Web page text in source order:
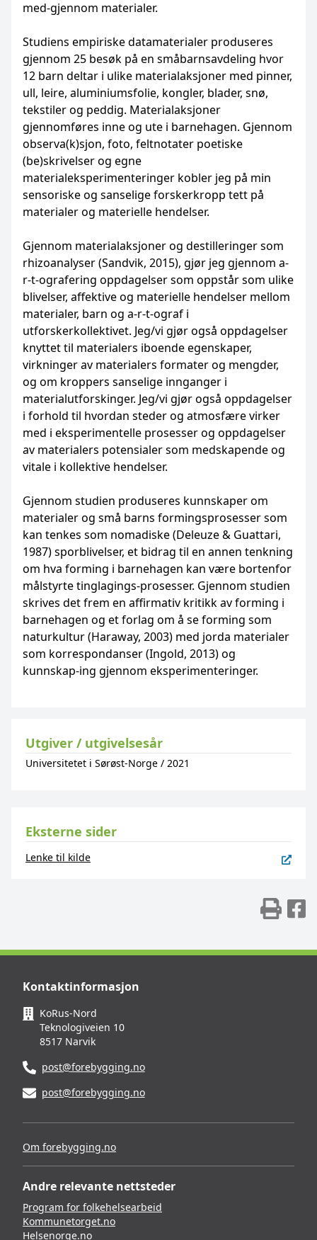
med-gjennom materialer.
Studiens empiriske datamaterialer produseres
gjennom 25 besøk på en småbarnsavdeling hvor
12 barn deltar i ulike materialaksjoner med pinner,
ull, leire, aluminiumsfolie, kongler, blader, snø,
tekstiler og peddig. Materialaksjoner
gjennomføres inne og ute i barnehagen. Gjennom
observa(k)sjon, foto, feltnotater poetiske
(be)skrivelser og egne
materialeksperimenteringer kobler jeg på min
sensoriske og sanselige forskerkropp tett på
materialer og materielle hendelser.
Gjennom materialaksjoner og destilleringer som
rhizoanalyser (Sandvik, 2015), gjør jeg gjennom a-
r-t-ografering oppdagelser som oppstår som ulike
blivelser, affektive og materielle hendelser mellom
materialer, barn og a-r-t-ograf i
utforskerkollektivet. Jeg/vi gjør også oppdagelser
knyttet til materialers iboende egenskaper,
virkninger av materialers formater og mengder,
og om kroppers sanselige innganger i
materialutforskinger. Jeg/vi gjør også oppdagelser
i forhold til hvordan steder og atmosfære virker
med i eksperimentelle prosesser og oppdagelser
av materialers potensialer som medskapende og
vitale i kollektive hendelser.
Gjennom studien produseres kunnskaper om
materialer og små barns formingsprosesser som
kan tenkes som nomadiske (Deleuze & Guattari,
1987) sporblivelser, et bidrag til en annen tenkning
om hva forming i barnehagen kan være bortenfor
målstyrte tinglagings-prosesser. Gjennom studien
skrives det frem en affirmativ kritikk av forming i
barnehagen og et forlag om å se forming som
naturkultur (Haraway, 2003) med jorda materialer
som korrespondanser (Ingold, 2013) og
kunnskap-ing gjennom eksperimenteringer.
Utgiver / utgivelsesår
Universitetet i Sørøst-Norge / 2021
Eksterne sider
Lenke til kilde
Kontaktinformasjon
KoRus-Nord
Teknologiveien 10
8517 Narvik
post@forebygging.no
post@forebygging.no
Om forebygging.no
Andre relevante nettsteder
Program for folkehelsearbeid
Kommunetorget.no
Helsenorge.no